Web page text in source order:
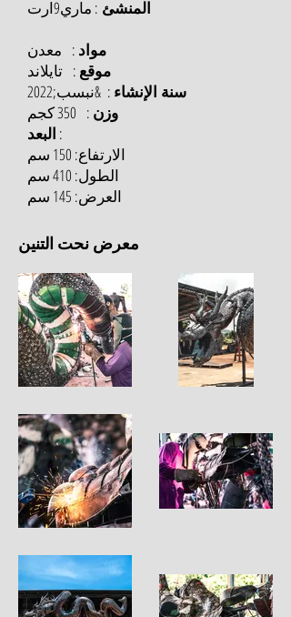
المنشئ
مواد : معدن
موقع : تايلاند
سنة الإنشاء : &نبسب;2022
وزن : 350 كجم
البعد :
الارتفاع: 150 سم
الطول: 410 سم
معرض نحت التنين